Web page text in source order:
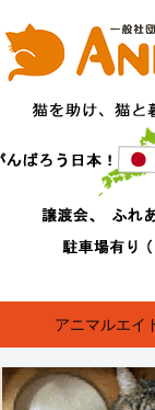
アニマルエイ